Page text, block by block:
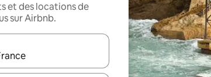
et des locations de
sur Airbnb.
affichés, parcourez-les en utilisant les flèches vers le